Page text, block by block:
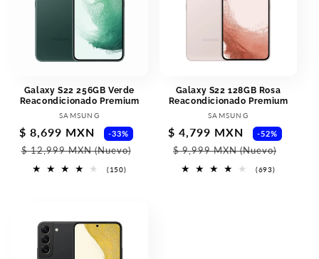
Galaxy S22 256GB Verde
Reacondicionado Premium
Proveedor:
SAMSUNG
Precio
de
oferta
$ 8,699 MXN -33%
Precio
habitual
$ 12,999 MXN(Nuevo)
(150)150
Galaxy S22 128GB Rosa
Reacondicionado Premium
Proveedor:
SAMSUNG
Precio
de
oferta
$ 4,799 MXN -52%
$ 9,999 MXN(Nuevo)
(693)693